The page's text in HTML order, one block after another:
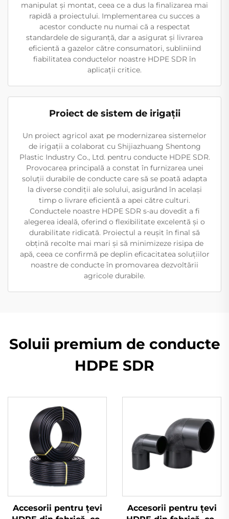
manipulat și montat, ceea ce a dus la finalizarea mai
rapidă a proiectului. Implementarea cu succes a
acestor conducte nu numai că a respectat
standardele de siguranță, dar a asigurat și livrarea
eficientă a gazelor către consumatori, subliniind
fiabilitatea conductelor noastre HDPE SDR în
aplicații critice.
Proiect de sistem de irigații
Un proiect agricol axat pe modernizarea sistemelor
de irigații a colaborat cu Shijiazhuang Shentong
Plastic Industry Co., Ltd. pentru conducte HDPE SDR.
Provocarea principală a constat în furnizarea unei
soluții durabile de conducte care să se poată adapta
la diverse condiții ale solului, asigurând în același
timp o livrare eficientă a apei către culturi.
Conductele noastre HDPE SDR s-au dovedit a fi
alegerea ideală, oferind o flexibilitate excelentă și o
durabilitate ridicată. Proiectul a reușit în final să
obțină recolte mai mari și să minimizeze risipa de
apă, ceea ce confirmă pe deplin eficacitatea soluțiilor
noastre de conducte în promovarea dezvoltării
agricole durabile.
Soluii premium de conducte
HDPE SDR
Accesorii pentru țevi
Accesorii pentru țevi